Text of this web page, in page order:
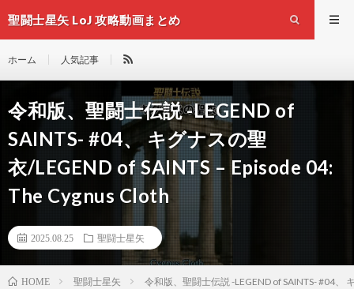
聖闘士星矢 LoJ 攻略動画まとめ
ホーム 人気記事
令和版、聖闘士伝説 -LEGEND of
SAINTS- #04、 キグナスの聖
衣/LEGEND of SAINTS – Episode 04:
The Cygnus Cloth
2025.08.25 聖闘士星矢
HOME 聖闘士星矢 令和版、聖闘士伝説 -LEGEND of SAINTS- #04、